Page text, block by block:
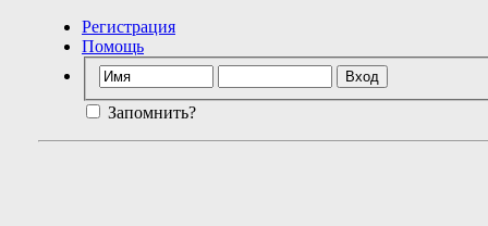
Регистрация
Помощь
Запомнить?